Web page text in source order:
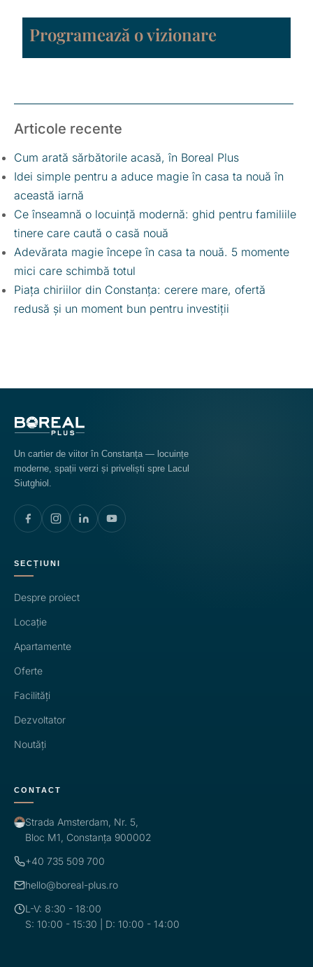
Programează o vizionare
Articole recente
Cum arată sărbătorile acasă, în Boreal Plus
Idei simple pentru a aduce magie în casa ta nouă în
această iarnă
Ce înseamnă o locuință modernă: ghid pentru familiile
tinere care caută o casă nouă
Adevărata magie începe în casa ta nouă. 5 momente
mici care schimbă totul
Piața chiriilor din Constanța: cerere mare, ofertă
redusă și un moment bun pentru investiții
Un cartier de viitor în Constanța — locuințe
moderne, spații verzi și priveliști spre Lacul
Siutghiol.
SECȚIUNI
Despre proiect
Locație
Apartamente
Oferte
Facilități
Dezvoltator
Noutăți
CONTACT
Strada Amsterdam, Nr. 5,
Bloc M1, Constanța 900002
+40 735 509 700
hello@boreal-plus.ro
L-V: 8:30 - 18:00
S: 10:00 - 15:30 | D: 10:00 - 14:00